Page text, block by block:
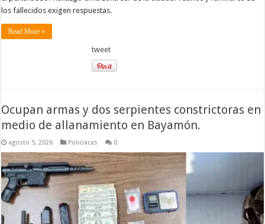
los fallecidos exigen respuestas.
Read More »
tweet
Ocupan armas y dos serpientes constrictoras en
medio de allanamiento en Bayamón.
agosto 5, 2026 Policiacas 0